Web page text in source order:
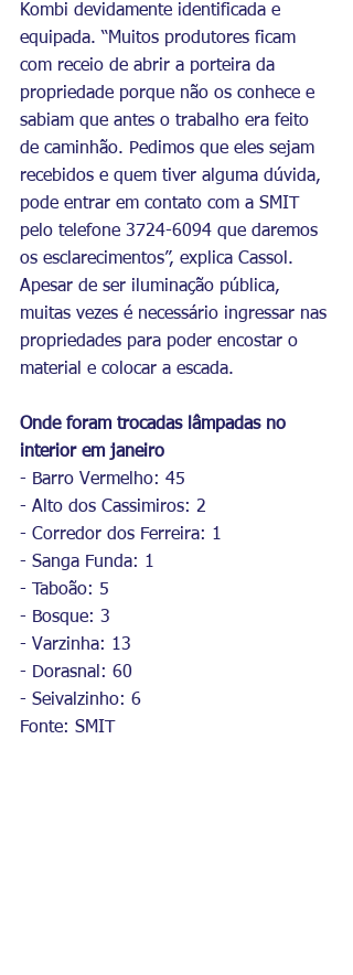
Kombi devidamente identificada e
equipada. “Muitos produtores ficam
com receio de abrir a porteira da
propriedade porque não os conhece e
sabiam que antes o trabalho era feito
de caminhão. Pedimos que eles sejam
recebidos e quem tiver alguma dúvida,
pode entrar em contato com a SMIT
pelo telefone 3724-6094 que daremos
os esclarecimentos”, explica Cassol.
Apesar de ser iluminação pública,
muitas vezes é necessário ingressar nas
propriedades para poder encostar o
material e colocar a escada.
Onde foram trocadas lâmpadas no
interior em janeiro
- Barro Vermelho: 45
- Alto dos Cassimiros: 2
- Corredor dos Ferreira: 1
- Sanga Funda: 1
- Taboão: 5
- Bosque: 3
- Varzinha: 13
- Dorasnal: 60
- Seivalzinho: 6
Fonte: SMIT